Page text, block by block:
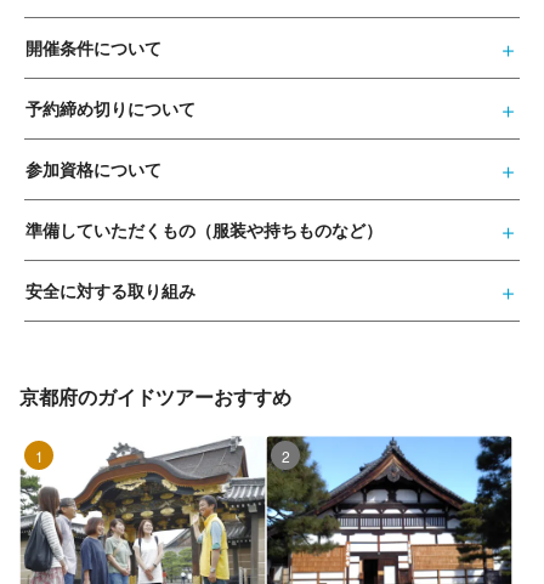
開催条件について
予約締め切りについて
参加資格について
準備していただくもの（服装や持ちものなど）
安全に対する取り組み
京都府のガイドツアーおすすめ
1位